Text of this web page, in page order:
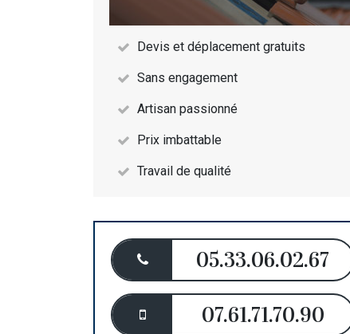
Devis et déplacement gratuits
Sans engagement
Artisan passionné
Prix imbattable
Travail de qualité
05.33.06.02.67
07.61.71.70.90